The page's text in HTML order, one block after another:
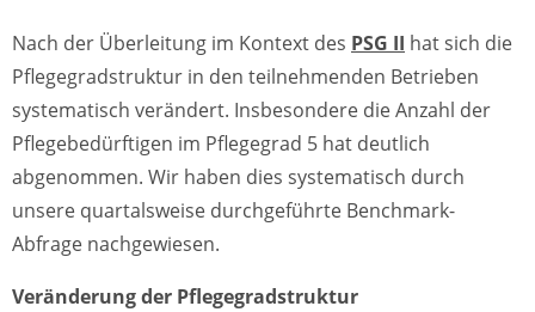
Nach der Überleitung im Kontext des PSG II hat sich die
Pflegegradstruktur in den teilnehmenden Betrieben
systematisch verändert. Insbesondere die Anzahl der
Pflegebedürftigen im Pflegegrad 5 hat deutlich
abgenommen. Wir haben dies systematisch durch
unsere quartalsweise durchgeführte Benchmark-
Abfrage nachgewiesen.
Veränderung der Pflegegradstruktur